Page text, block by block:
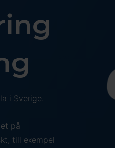
i Sverige.
på
till exempel